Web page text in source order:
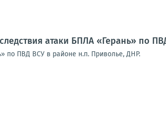
атаки БПЛА «Герань» по
по ПВД ВСУ в районе н.п. Приволье, ДНР.